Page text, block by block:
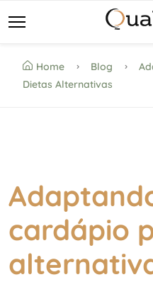
Home Blog
Dietas Alternativas
cardápio